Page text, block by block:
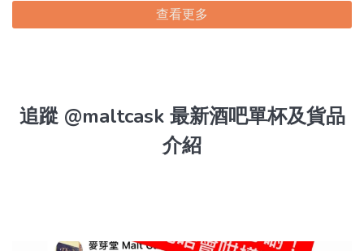
查看更多
追蹤 @maltcask 最新酒吧單杯及貨品
介紹